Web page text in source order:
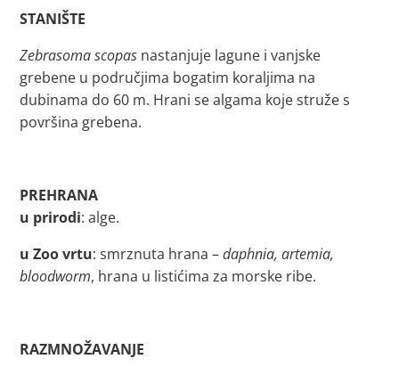
STANIŠTE
Zebrasoma scopas nastanjuje lagune i vanjske
grebene u područjima bogatim koraljima na
dubinama do 60 m. Hrani se algama koje struže s
površina grebena.
PREHRANA
u prirodi: alge.
u Zoo vrtu: smrznuta hrana –daphnia, artemia,
bloodworm, hrana u listićima za morske ribe.
RAZMNOŽAVANJE